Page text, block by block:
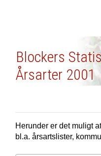
Blockers
Årsarter 2001
Herunder er det muligt
bl.a. årsartslister,